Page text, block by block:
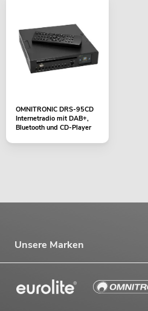
OMNITRONIC DRS-95CD
Internetradio mit DAB+,
Bluetooth und CD-Player
Unsere Marken